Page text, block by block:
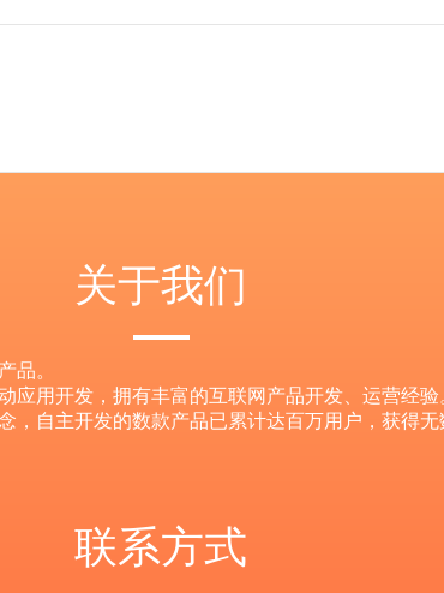
关于我们
品。
应用开发，拥有丰富的互联网产品开发、运营经验
自主开发的数款产品已累计达百万用户，获得无
联系方式